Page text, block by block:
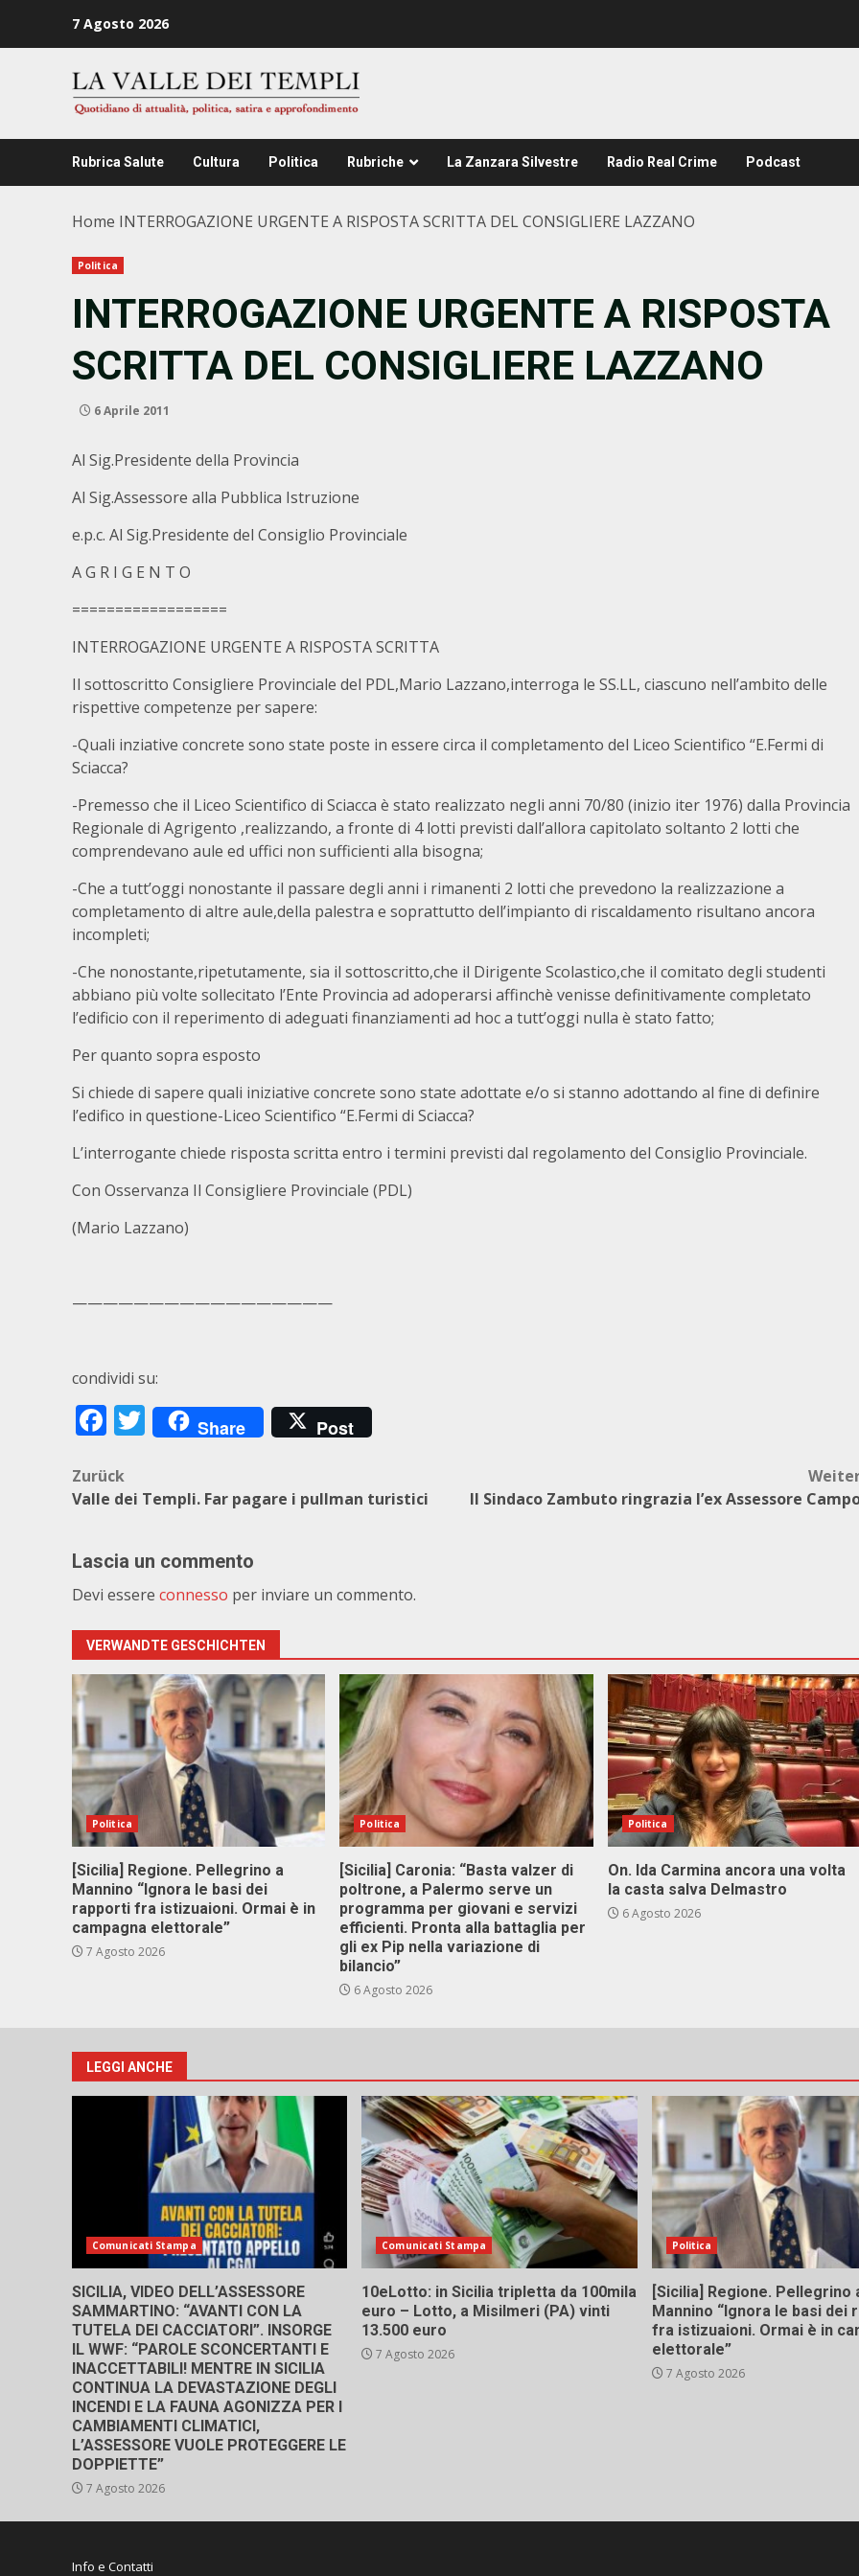
7 Agosto 2026
Rubrica Salute Cultura Politica Rubriche La Zanzara Silvestre Radio Real Crime Podcast
Home INTERROGAZIONE URGENTE A RISPOSTA SCRITTA DEL CONSIGLIERE LAZZANO
Politica
INTERROGAZIONE URGENTE A RISPOSTA
SCRITTA DEL CONSIGLIERE LAZZANO
6 Aprile 2011
Al Sig.Presidente della Provincia
Al Sig.Assessore alla Pubblica Istruzione
e.p.c. Al Sig.Presidente del Consiglio Provinciale
A G R I G E N T O
==================
INTERROGAZIONE URGENTE A RISPOSTA SCRITTA
Il sottoscritto Consigliere Provinciale del PDL,Mario Lazzano,interroga le SS.LL, ciascuno nell’ambito delle
rispettive competenze per sapere:
-Quali inziative concrete sono state poste in essere circa il completamento del Liceo Scientifico “E.Fermi di
Sciacca?
-Premesso che il Liceo Scientifico di Sciacca è stato realizzato negli anni 70/80 (inizio iter 1976) dalla Provincia
Regionale di Agrigento ,realizzando, a fronte di 4 lotti previsti dall’allora capitolato soltanto 2 lotti che
comprendevano aule ed uffici non sufficienti alla bisogna;
-Che a tutt’oggi nonostante il passare degli anni i rimanenti 2 lotti che prevedono la realizzazione a
completamento di altre aule,della palestra e soprattutto dell’impianto di riscaldamento risultano ancora
incompleti;
-Che nonostante,ripetutamente, sia il sottoscritto,che il Dirigente Scolastico,che il comitato degli studenti
abbiano più volte sollecitato l’Ente Provincia ad adoperarsi affinchè venisse definitivamente completato
l’edificio con il reperimento di adeguati finanziamenti ad hoc a tutt’oggi nulla è stato fatto;
Per quanto sopra esposto
Si chiede di sapere quali iniziative concrete sono state adottate e/o si stanno adottando al fine di definire
l’edifico in questione-Liceo Scientifico “E.Fermi di Sciacca?
L’interrogante chiede risposta scritta entro i termini previsti dal regolamento del Consiglio Provinciale.
Con Osservanza Il Consigliere Provinciale (PDL)
(Mario Lazzano)
—————————————————
condividi su:
Facebook
Twitter
Share Post
Beitragsnavigation
Zurück
Valle dei Templi. Far pagare i pullman turistici
Il Sindaco Zambuto ringrazia l’ex Assessore
Lascia un commento
Devi essere connesso per inviare un commento.
VERWANDTE GESCHICHTEN
Politica
[Sicilia] Regione. Pellegrino a
Mannino “Ignora le basi dei
rapporti fra istizuaioni. Ormai è in
campagna elettorale”
7 Agosto 2026
Politica
[Sicilia] Caronia: “Basta valzer di
poltrone, a Palermo serve un
programma per giovani e servizi
efficienti. Pronta alla battaglia per
gli ex Pip nella variazione di
bilancio”
6 Agosto 2026
Politica
On. Ida Carmina ancora una volta
la casta salva Delmastro
6 Agosto 2026
LEGGI ANCHE
Comunicati Stampa
SICILIA, VIDEO DELL’ASSESSORE
SAMMARTINO: “AVANTI CON LA
TUTELA DEI CACCIATORI”. INSORGE
IL WWF: “PAROLE SCONCERTANTI E
INACCETTABILI! MENTRE IN SICILIA
CONTINUA LA DEVASTAZIONE DEGLI
INCENDI E LA FAUNA AGONIZZA PER I
CAMBIAMENTI CLIMATICI,
L’ASSESSORE VUOLE PROTEGGERE LE
DOPPIETTE”
7 Agosto 2026
Comunicati Stampa
10eLotto: in Sicilia tripletta da 100mila
euro – Lotto, a Misilmeri (PA) vinti
13.500 euro
7 Agosto 2026
Politica
[Sicilia] Regione. Pellegrino
Mannino “Ignora le basi dei
fra istizuaioni. Ormai è in
elettorale”
7 Agosto 2026
Info e Contatti